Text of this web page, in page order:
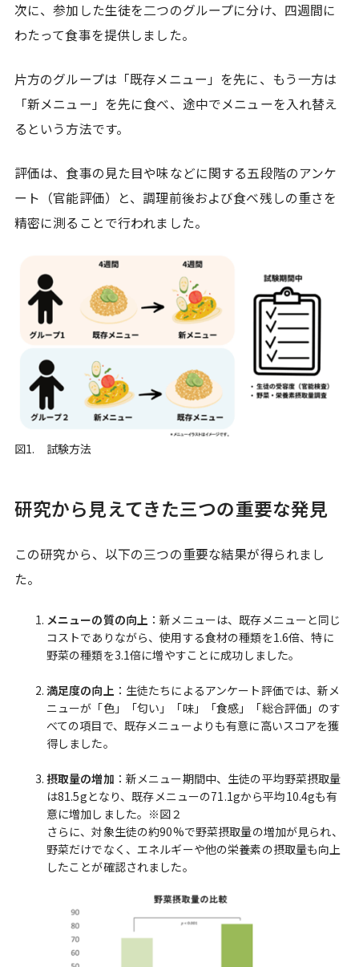
次に、参加した生徒を二つのグループに分け、四週間に
わたって食事を提供しました。
片方のグループは「既存メニュー」を先に、もう一方は
「新メニュー」を先に食べ、途中でメニューを入れ替え
るという方法です。
評価は、食事の見た目や味などに関する五段階のアンケ
ート（官能評価）と、調理前後および食べ残しの重さを
精密に測ることで行われました。
図1. 試験方法
研究から見えてきた三つの重要な発見
この研究から、以下の三つの重要な結果が得られまし
た。
メニューの質の向上 ：新メニューは、既存メニューと同じ
コストでありながら、使用する食材の種類を1.6倍、特に
野菜の種類を3.1倍に増やすことに成功しました。
満足度の向上 ：生徒たちによるアンケート評価では、新メ
ニューが「色」「匂い」「味」「食感」「総合評価」のす
べての項目で、既存メニューよりも有意に高いスコアを獲
得しました。
摂取量の増加 ：新メニュー期間中、生徒の平均野菜摂取量
は81.5gとなり、既存メニューの71.1gから平均10.4gも有
意に増加しました。※図２
さらに、対象生徒の約90%で野菜摂取量の増加が見られ、
野菜だけでなく、エネルギーや他の栄養素の摂取量も向上
したことが確認されました。